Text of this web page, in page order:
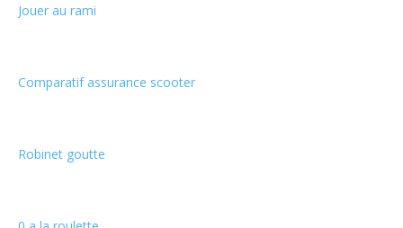
Jouer au rami
Comparatif assurance scooter
Robinet goutte